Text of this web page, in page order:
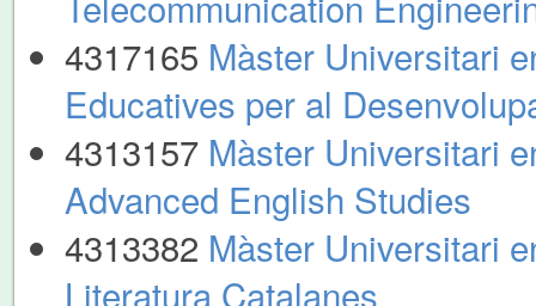
4317165 Màster Universitari
Educatives per al
4313157 Màster Universitari
Advanced English Studies
4313382 Màster Universitari
Literatura Catalanes